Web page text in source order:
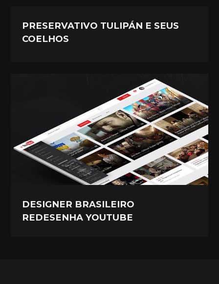
PRESERVATIVO TULIPÁN E SEUS
COELHOS
DESIGNER BRASILEIRO
REDESENHA YOUTUBE